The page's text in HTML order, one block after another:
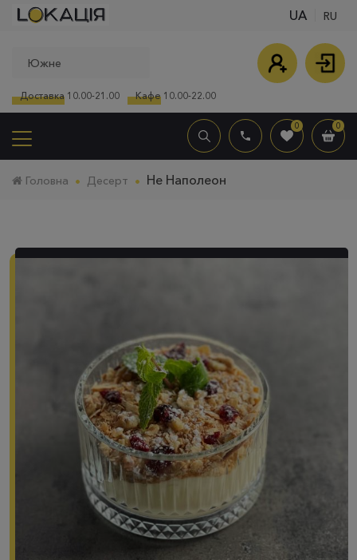
UA RU
Доставка 10.00-21.00 Кафе 10.00-22.00
0 0
Головна Десерт Не Наполеон